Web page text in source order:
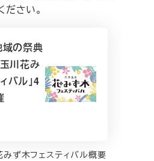
さい。
域の祭典
川花み
バル」4
ず木フェスティバル概要